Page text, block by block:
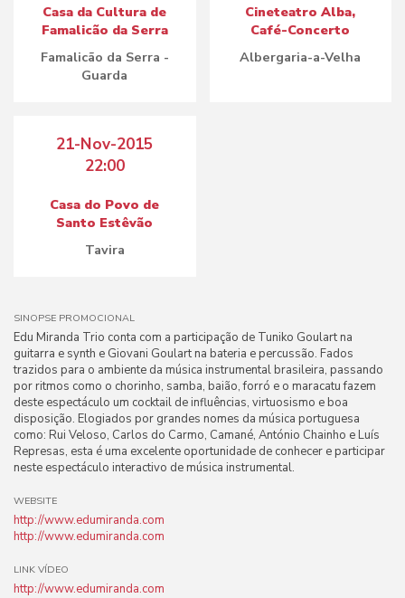
Casa da Cultura de
Famalicão da Serra
Famalicão da Serra -
Guarda
Cineteatro Alba,
Café-Concerto
Albergaria-a-Velha
21-Nov-2015
22:00
Casa do Povo de
Santo Estêvão
Tavira
SINOPSE PROMOCIONAL
Edu Miranda Trio conta com a participação de Tuniko Goulart na
guitarra e synth e Giovani Goulart na bateria e percussão. Fados
trazidos para o ambiente da música instrumental brasileira, passando
por ritmos como o chorinho, samba, baião, forró e o maracatu fazem
deste espectáculo um cocktail de influências, virtuosismo e boa
disposição. Elogiados por grandes nomes da música portuguesa
como: Rui Veloso, Carlos do Carmo, Camané, António Chainho e Luís
Represas, esta é uma excelente oportunidade de conhecer e participar
neste espectáculo interactivo de música instrumental.
WEBSITE
http://www.edumiranda.com
http://www.edumiranda.com
LINK VÍDEO
http://www.edumiranda.com